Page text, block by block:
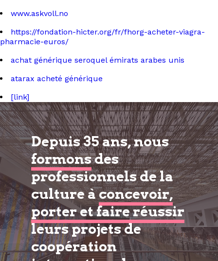
www.askvoll.no
https://fondation-hicter.org/fr/fhorg-acheter-viagra-
pharmacie-euros/
achat générique seroquel émirats arabes unis
atarax acheté générique
[link]
Depuis 35 ans, nous
formonsdes
professionnels de la
culture àconcevoir,
porter et faire réussir
leurs projets de
coopération